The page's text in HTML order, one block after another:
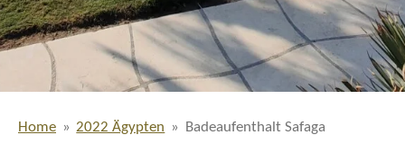
Home » 2022 Ägypten » Badeaufenthalt Safaga